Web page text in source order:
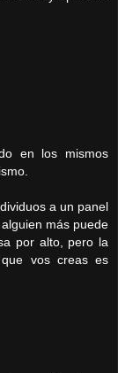
en los mismos
a un panel
más puede
por alto, pero la
vos creas es